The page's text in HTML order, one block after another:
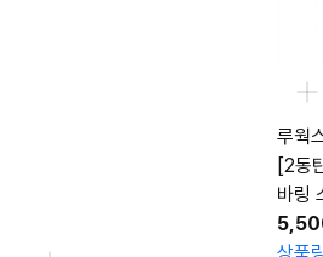
루웍
[2동
바링